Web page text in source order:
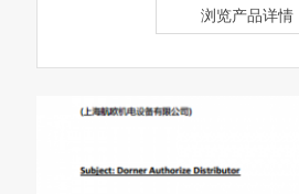
浏览产品详情